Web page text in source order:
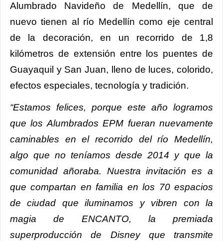
Alumbrado Navideño de Medellín, que de
nuevo tienen al río Medellín como eje central
de la decoración, en un recorrido de 1,8
kilómetros de extensión entre los puentes de
Guayaquil y San Juan, lleno de luces, colorido,
efectos especiales, tecnología y tradición.
“Estamos felices, porque este año logramos
que los Alumbrados EPM fueran nuevamente
caminables en el recorrido del río Medellín,
algo que no teníamos desde 2014 y que la
comunidad añoraba. Nuestra invitación es a
que compartan en familia en los 70 espacios
de ciudad que iluminamos y vibren con la
magia de ENCANTO, la premiada
superproducción de Disney que transmite